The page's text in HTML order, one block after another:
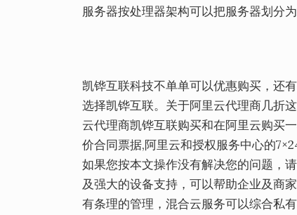
服务器按处理器架构可以把服务器划分
凯铧互联科技不单单可以优惠购买，还
选择凯铧互联。关于阿里云代理商几折
云代理商凯铧互联购买和在阿里云购买
价合同票据,阿里云和授权服务中心的
如果您按本文操作没有解决您的问题，
及强大的设备支持，可以帮助企业及商
有条理的管理，混合云服务可以综合私